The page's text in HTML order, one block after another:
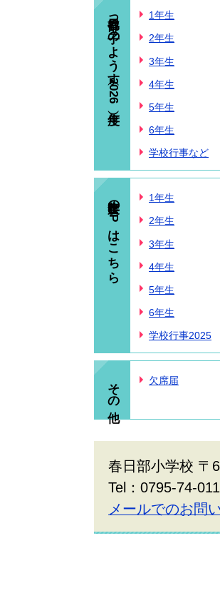
春日部っ子のようす（2026年度） 1年生
2年生
3年生
4年生
5年生
6年生
学校行事など
昨年度のHPはこちら 1年生
2年生
3年生
4年生
5年生
6年生
学校行事2025
その他 欠席届
春日部小学校 〒
Tel：0795-74-
メールでのお問